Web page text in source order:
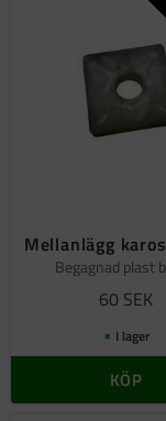
Mellanlägg
Begagnad plast
60 SEK
I lager
KÖP